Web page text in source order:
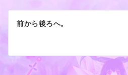
ン
前から後ろへ。